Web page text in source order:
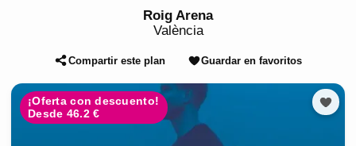
Roig Arena
València
Compartir este plan Guardar en favoritos
¡Oferta con descuento!
Desde 46.2 €